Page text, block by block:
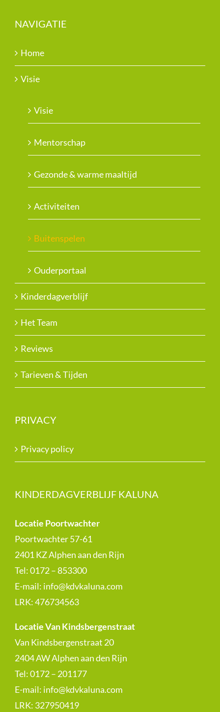
NAVIGATIE
Home
Visie
Visie
Mentorschap
Gezonde & warme maaltijd
Activiteiten
Buitenspelen
Ouderportaal
Kinderdagverblijf
Het Team
Reviews
Tarieven & Tijden
PRIVACY
Privacy policy
KINDERDAGVERBLIJF KALUNA
Locatie Poortwachter
Poortwachter 57-61
2401 KZ Alphen aan den Rijn
Tel: 0172 – 853300
E-mail: info@kdvkaluna.com
LRK:476734563
Locatie Van Kindsbergenstraat
Van Kindsbergenstraat 20
2404 AW Alphen aan den Rijn
Tel: 0172 – 201177
E-mail: info@kdvkaluna.com
LRK: 327950419